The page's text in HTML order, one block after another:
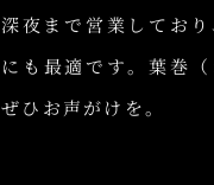
深夜まで営業してお
にも最適です。葉巻
ぜひお声がけを。